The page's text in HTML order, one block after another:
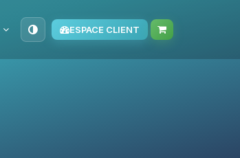
ESPACE CLIENT